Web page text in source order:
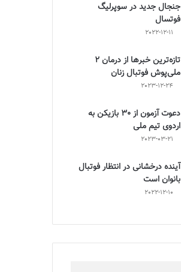
جنجال جدید در سوپرلیگ
فوتسال
2022-12-11
تازه‌ترین خبرها از درمان ۲
ملی‌پوش فوتبال زنان
2023-12-24
دعوت آزمون از 30 بازیکن به
اردوی تیم ملی
2023-03-21
آینده درخشانی در انتظار فوتبال
بانوان است
2022-12-10